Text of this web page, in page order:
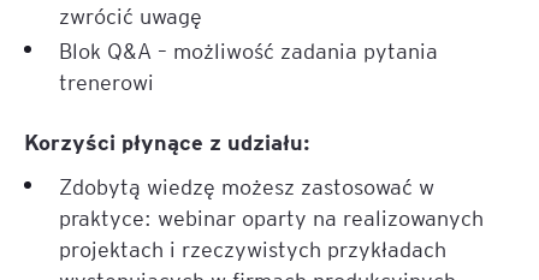
zwrócić uwagę
Blok Q&A – możliwość zadania pytania
trenerowi
Korzyści płynące z udziału:
Zdobytą wiedzę możesz zastosować w
praktyce: webinar oparty na realizowanych
projektach i rzeczywistych przykładach